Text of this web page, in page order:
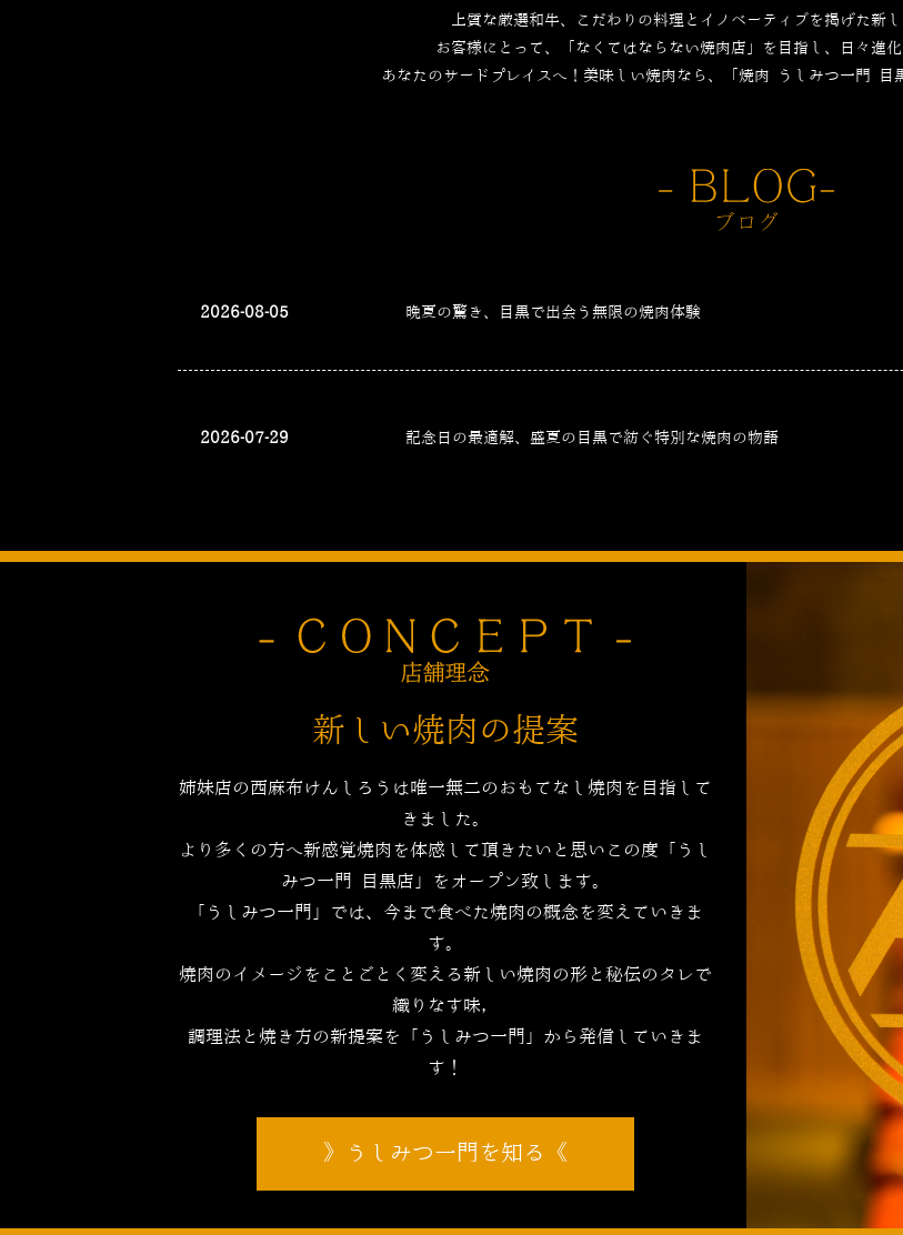
上質な厳選和牛、こだわりの料理とイノベーティブを掲げた新し
お客様にとって、「なくてはならない焼肉店」を目指し、日々進
あなたのサードプレイスへ！美味しい焼肉なら、「焼肉 うしみつ一門 目
2026-08-05 晩夏の驚き、目黒で出会う無限の焼肉体験
2026-07-29 記念日の最適解、盛夏の目黒で紡ぐ特別な焼肉の物語
新しい焼肉の提案
姉妹店の西麻布けんしろうは唯一無二のおもてなし焼肉を目指して
きました。
より多くの方へ新感覚焼肉を体感して頂きたいと思いこの度「うし
みつ一門 目黒店」をオープン致します。
「うしみつ一門」では、今まで食べた焼肉の概念を変えていきま
す。
焼肉のイメージをことごとく変える新しい焼肉の形と秘伝のタレで
織りなす味，
調理法と焼き方の新提案を「うしみつ一門」から発信していきま
す！
うしみつ一門を知る